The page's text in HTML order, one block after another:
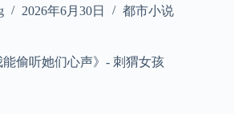
2026年6月30日 都市小说
能偷听她们心声》- 刺猬女孩